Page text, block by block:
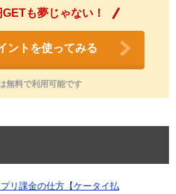
も夢じゃない！
ントを使ってみる
無料で利用可能です
リ課金の仕方【ケータイ払